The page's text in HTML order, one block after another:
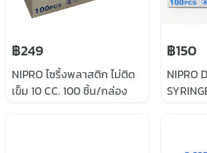
฿249
NIPRO ไซริ้งพลาสติก ไม่ติด
เข็ม 10 CC. 100 ชิ้น/กล่อง
฿150
NIPRO